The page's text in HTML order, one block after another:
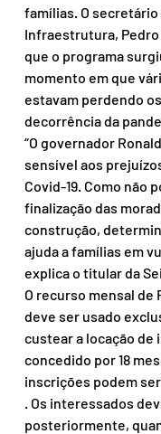
famílias. O
Infraestrutura, Pedro
que o programa
momento em que
estavam perdendo
decorrência da
“O governador
sensível aos
Covid-19. Como não
finalização das
construção,
ajuda a famílias em
explica o titular da
O recurso mensal de
deve ser usado
custear a locação de
concedido por 18
inscrições podem
. Os interessados
posteriormente,